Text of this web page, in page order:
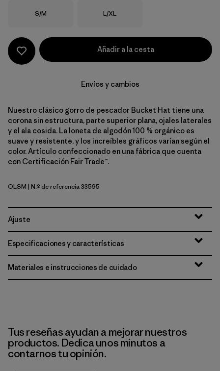
Talla
S/M Talla
L/XL
Añadir a la cesta
Envíos y cambios
Nuestro clásico gorro de pescador Bucket Hat tiene una
corona sin estructura, parte superior plana, ojales laterales
y el ala cosida. La loneta de algodón 100 % orgánico es
suave y resistente, y los increíbles gráficos varían según el
color. Artículo confeccionado en una fábrica que cuenta
con Certificación Fair Trade™.
'95 Oval Logo: Smolder Blue
OLSM | N.º de referencia 33595
Ajuste
Especificaciones y características
Materiales e instrucciones de cuidado
Tus reseñas ayudan a mejorar nuestros
productos. Dedica unos minutos a
contarnos tu opinión.